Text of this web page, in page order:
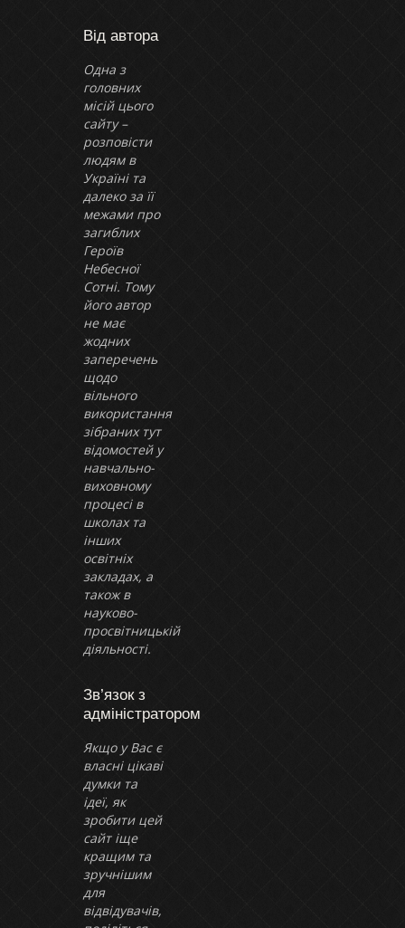
Від автора
Одна з
головних
місій цього
сайту –
розповісти
людям в
Україні та
далеко за її
межами про
загиблих
Героїв
Небесної
Сотні. Тому
його автор
не має
жодних
заперечень
щодо
вільного
використання
зібраних тут
відомостей у
навчально-
виховному
процесі в
школах та
інших
освітніх
закладах, а
також в
науково-
просвітницькій
діяльності.
Зв’язок з
адміністратором
Якщо у Вас є
власні цікаві
думки та
ідеї, як
зробити цей
сайт іще
кращим та
зручнішим
для
відвідувачів,